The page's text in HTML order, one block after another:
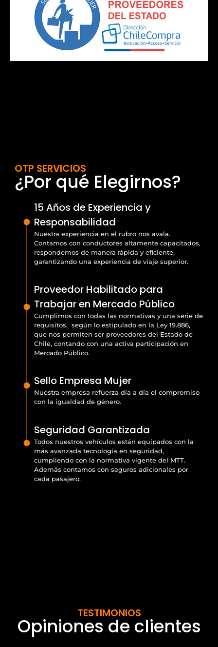
OTP SERVICIOS
¿Por qué Elegirnos?
15 Años de Experiencia y
Responsabilidad
Nuestra experiencia en el rubro nos avala.
Contamos con conductores altamente capacitados,
respondemos de manera rápida y eficiente,
garantizando una experiencia de viaje superior.
Proveedor Habilitado para
Trabajar en Mercado Público
Cumplimos con todas las normativas y una serie de
requisitos, según lo estipulado en la Ley 19.886,
que nos permiten ser proveedores del Estado de
Chile, contando con una activa participación en
Mercado Público.
Sello Empresa Mujer
Nuestra empresa refuerza día a día el compromiso
con la igualdad de género.
Seguridad Garantizada
Todos nuestros vehículos están equipados con la
más avanzada tecnología en seguridad,
cumpliendo con la normativa vigente del MTT.
Además contamos con seguros adicionales por
cada pasajero.
TESTIMONIOS
Opiniones de clientes